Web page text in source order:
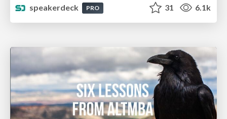
speakerdeck
PRO 31 6.1k